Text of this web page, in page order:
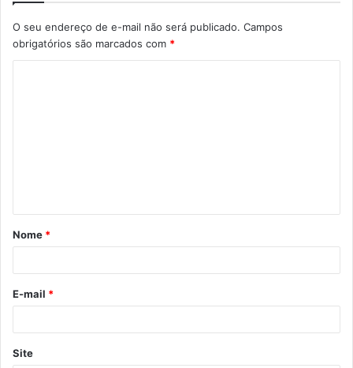
O seu endereço de e-mail não será publicado. Campos
obrigatórios são marcados com *
Nome *
E-mail *
Site